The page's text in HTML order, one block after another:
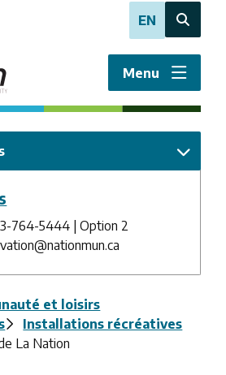
EN
Open
search
form
Menu
764-5444 | Option 2
et loisirs
Installations récréatives
La Nation